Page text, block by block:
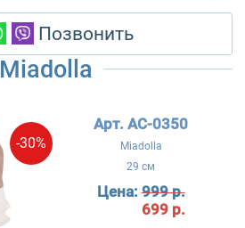
Позвонить
Miadolla
-30%
Арт. AC-0350
Miadolla
29 см
Цена:999 р.
699 р.